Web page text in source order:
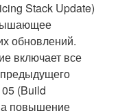
Stack Update)
обновлений.
включает все
(Build
повышение